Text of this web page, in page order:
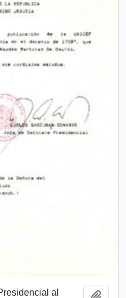
al